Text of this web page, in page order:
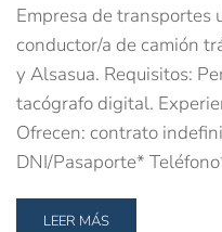
Empresa de transportes
conductor/a de camión
y Alsasua. Requisitos:
tacógrafo digital.
Ofrecen: contrato
DNI/Pasaporte*
LEER MÁS